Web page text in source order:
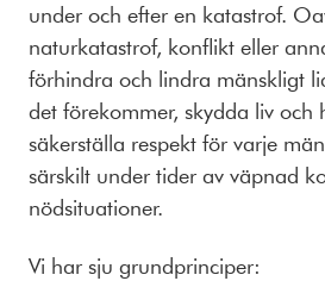
under och efter en katastrof.
naturkatastrof, konflikt eller
förhindra och lindra mänskligt
det förekommer, skydda liv och
säkerställa respekt för varje
särskilt under tider av väpnad
nödsituationer.
Vi har sju grundprinciper: